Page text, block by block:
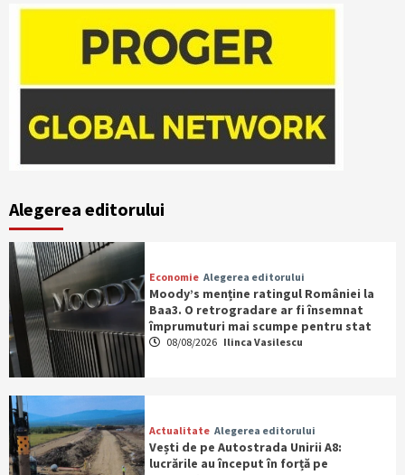
Alegerea editorului
Economie Alegerea editorului
Moody’s menține ratingul României la
Baa3. O retrogradare ar fi însemnat
împrumuturi mai scumpe pentru stat
08/08/2026 Ilinca Vasilescu
Actualitate Alegerea editorului
Vești de pe Autostrada Unirii A8:
lucrările au început în forță pe